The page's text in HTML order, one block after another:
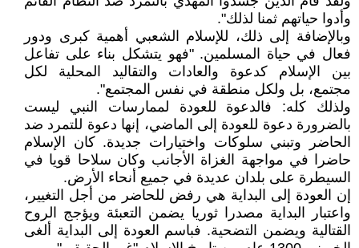
وأدوا حياتهم ثمنا لذلك".
وبالإضافة إلى ذلك، للإسلام الشعبي أهمية كبرى ودور
فعال في حياة المسلمين. "فهو يتشكل بناء على تفاعل
بين الإسلام كدعوة والعادات والتقاليد المحلية لكل
مجتمع، بل ولكل منطقة في نفس المجتمع".
ولذلك كله: فالدعوة للعودة لممارسات النبي ليست
بالضرورة دعوة للعودة إلى الماضي، إنها دعوة للتمرد ضد
الحاضر وتبني سلوكات واختيارات جديدة. كان الإسلام
حاضرا في مواجهة الغزاة الأجانب وكان سلاحا قويا في
السيطرة على بلدان عديدة في جميع أنحاء الأرض.
إن العودة إلى البداية هي رفض للحاضر من أجل التغيير،
واعتبار البداية مصدرا ثوريا يضمن التعبئة ويؤجج الروح
القتالية ويضمن التضحية. فباسم العودة إلى البداية ألغى